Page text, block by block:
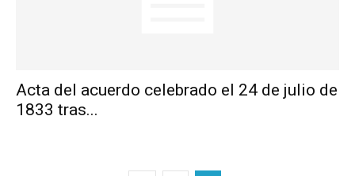
Acta del acuerdo celebrado el 24 de julio de
1833 tras...